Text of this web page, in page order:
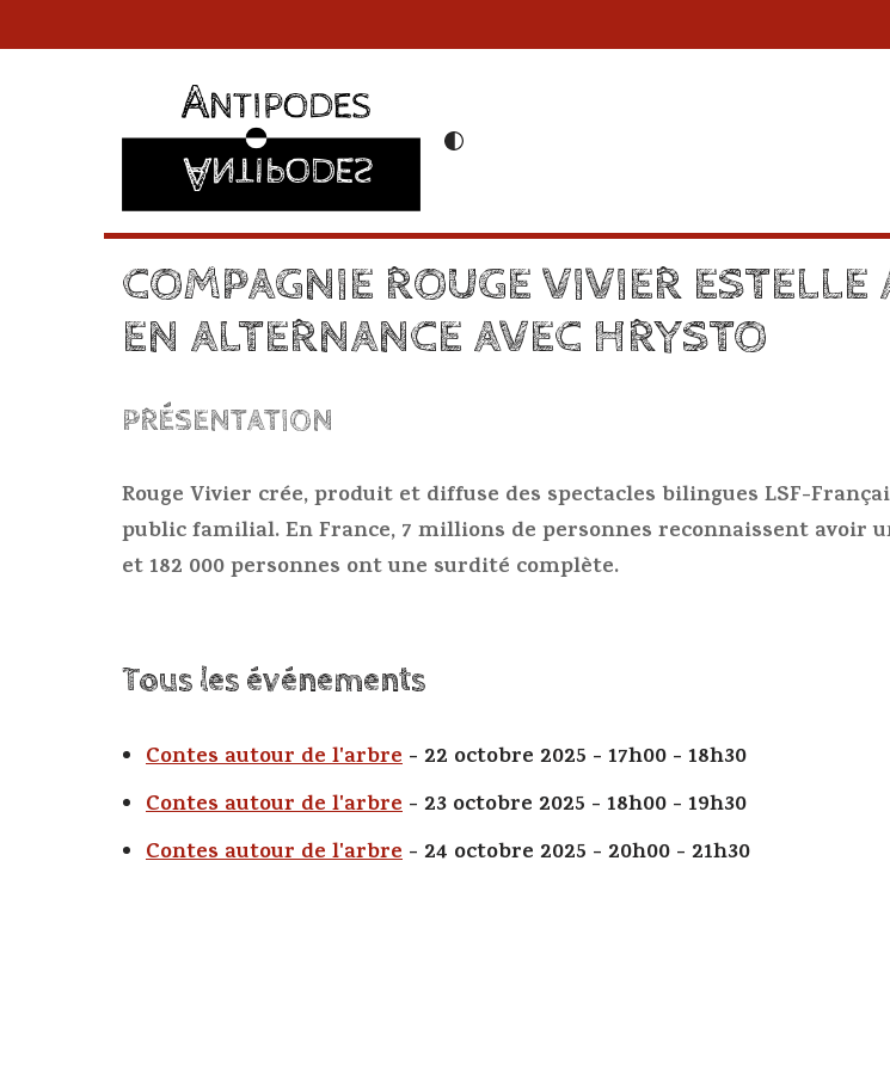
COMPAGNIE ROUGE VIVIER
EN ALTERNANCE AVEC HRYSTO
PRÉSENTATION
Rouge Vivier crée, produit et diffuse des spectacles bilingues LSF-
public familial. En France, 7 millions de personnes reconnaissent avoir
et 182 000 personnes ont une surdité complète.
Tous les événements
Contes autour de l'arbre - 22 octobre 2025 - 17h00 - 18h30
Contes autour de l'arbre - 23 octobre 2025 - 18h00 - 19h30
Contes autour de l'arbre - 24 octobre 2025 - 20h00 - 21h30